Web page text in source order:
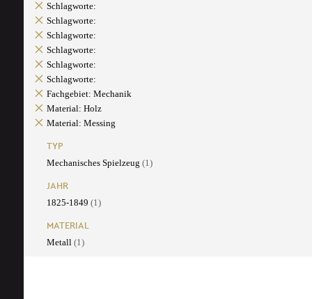
Schlagworte:
Schlagworte:
Schlagworte:
Schlagworte:
Schlagworte:
Schlagworte:
Fachgebiet: Mechanik
Material: Holz
Material: Messing
TYP
Mechanisches Spielzeug (1)
JAHR
1825-1849 (1)
MATERIAL
Metall (1)